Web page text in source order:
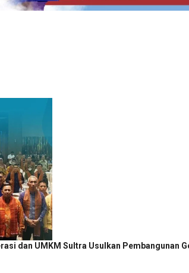
dan UMKM Sultra Usulkan Pembangunan